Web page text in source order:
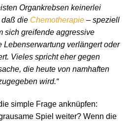
Organkrebsen keinerlei
daß die Chemotherapie – speziell
sich greifende aggressive
Lebenserwartung verlängert oder
Vieles spricht eher gegen
die heute von namhaften
wird.“
simple Frage anknüpfen:
Spiel weiter? Wenn die